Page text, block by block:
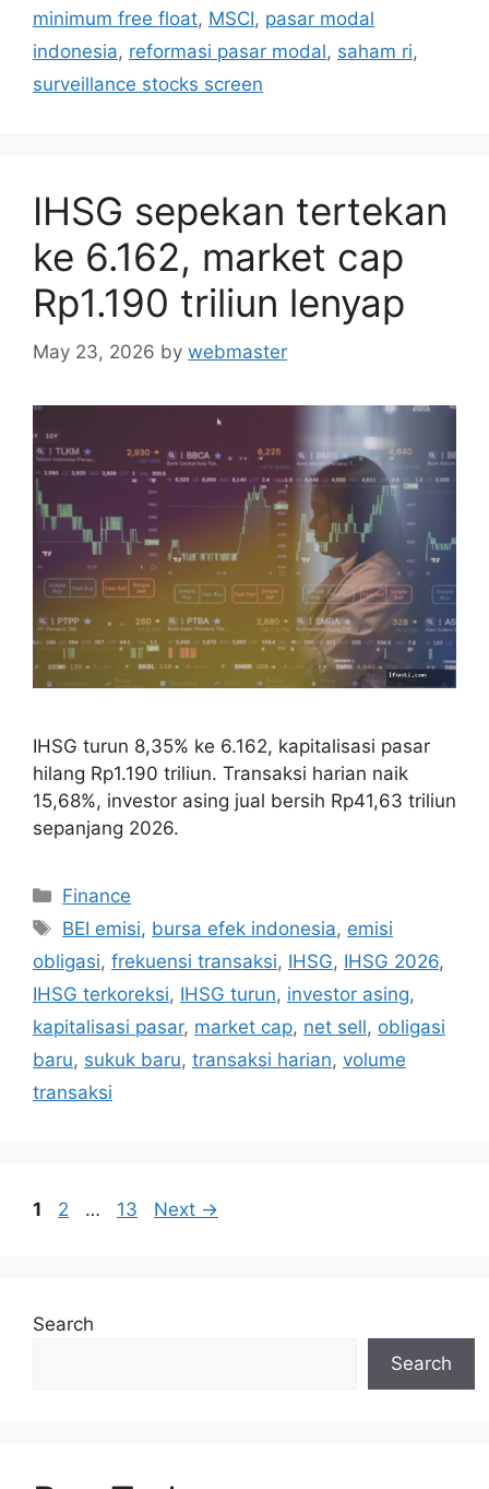
minimum free float, MSCI, pasar modal
indonesia, reformasi pasar modal, saham ri,
surveillance stocks screen
IHSG sepekan tertekan
ke 6.162, market cap
Rp1.190 triliun lenyap
May 23, 2026 by webmaster
IHSG turun 8,35% ke 6.162, kapitalisasi pasar
hilang Rp1.190 triliun. Transaksi harian naik
15,68%, investor asing jual bersih Rp41,63 triliun
sepanjang 2026.
Categories
Finance
Tags
BEI emisi, bursa efek indonesia, emisi
obligasi, frekuensi transaksi, IHSG, IHSG 2026,
IHSG terkoreksi, IHSG turun, investor asing,
kapitalisasi pasar, market cap, net sell, obligasi
baru, sukuk baru, transaksi harian, volume
transaksi
Page
1 Page
2 … Page
13 Next →
Search
Search